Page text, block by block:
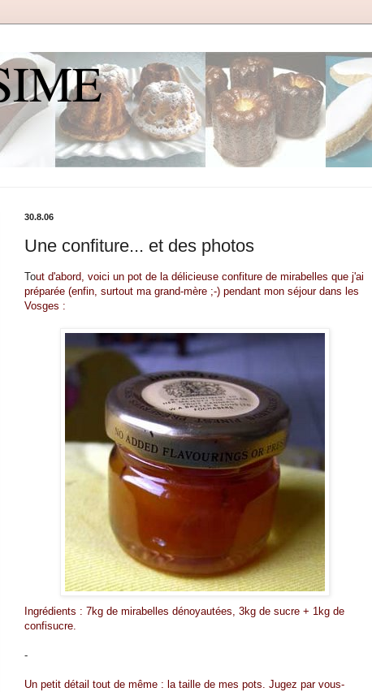
30.8.06
Une confiture... et des photos
Tout d'abord, voici un pot de la délicieuse confiture de mirabelles que j'ai
préparée (enfin, surtout ma grand-mère ;-) pendant mon séjour dans les
Vosges :
Ingrédients : 7kg de mirabelles dénoyautées, 3kg de sucre + 1kg de
confisucre.
-
Un petit détail tout de même : la taille de mes pots. Jugez par vous-